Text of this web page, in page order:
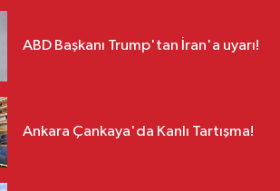
ABD Başkanı Trump'tan İran'a uyarı!
Ankara Çankaya'da Kanlı Tartışma!